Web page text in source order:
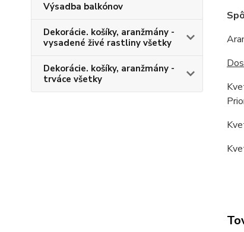
Výsadba balkónov
Dekorácie. košíky, aranžmány -
vysadené živé rastliny všetky
Dekorácie. košíky, aranžmány -
trváce všetky